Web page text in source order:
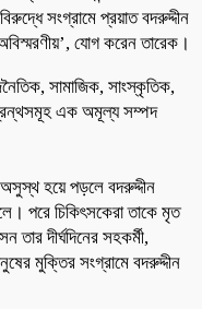
সংগ্রামে প্রয়াত বদরুদ্দীন
যোগ করেন তারেক।
সামাজিক, সাংস্কৃতিক,
গ্রন্থসমূহ এক অমূল্য সম্পদ
হয়ে পড়লে বদরুদ্দীন
পরে চিকিৎসকেরা তাকে মৃত
দীর্ঘদিনের সহকর্মী,
মুক্তির সংগ্রামে বদরুদ্দীন